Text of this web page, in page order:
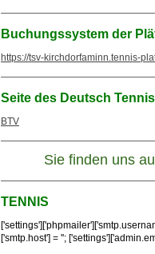
Buchungssystem der
https://tsv-kirchdorfaminn.tennis-
Seite des Deutsch
BTV
Sie finden uns
TENNIS
['smtp.host'] = '';